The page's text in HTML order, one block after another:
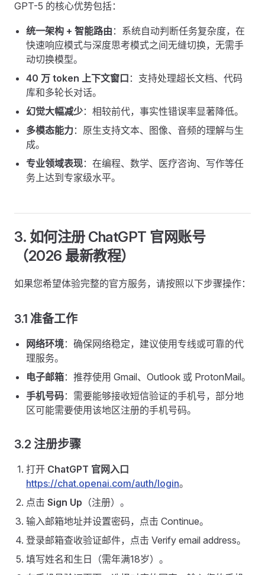
GPT-5 的核心优势包括：
统一架构 + 智能路由 ：系统自动判断任务复杂度，在
快速响应模式与深度思考模式之间无缝切换，无需手
动切换模型。
40 万 token 上下文窗口 ：支持处理超长文档、代码
库和多轮长对话。
幻觉大幅减少：相较前代，事实性错误率显著降低。
多模态能力：原生支持文本、图像、音频的理解与生
成。
专业领域表现：在编程、数学、医疗咨询、写作等任
务上达到专家级水平。
3. 如何注册 ChatGPT 官网账号
（2026 最新教程）
如果您希望体验完整的官方服务，请按照以下步骤操作：
3.1 准备工作
网络环境：确保网络稳定，建议使用专线或可靠的代
理服务。
电子邮箱：推荐使用 Gmail、Outlook 或 ProtonMail。
手机号码：需要能够接收短信验证的手机号，部分地
区可能需要使用该地区注册的手机号码。
3.2 注册步骤
打开 ChatGPT 官网入口
https://chat.openai.com/auth/login。
点击 Sign Up （注册）。
输入邮箱地址并设置密码，点击 Continue。
登录邮箱查收验证邮件，点击 Verify email address。
填写姓名和生日（需年满18岁）。